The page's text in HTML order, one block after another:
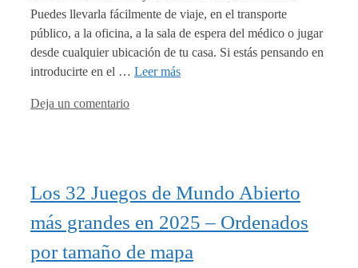
Puedes llevarla fácilmente de viaje, en el transporte
público, a la oficina, a la sala de espera del médico o jugar
desde cualquier ubicación de tu casa. Si estás pensando en
introducirte en el … Leer más
Deja un comentario
Los 32 Juegos de Mundo Abierto
más grandes en 2025 – Ordenados
por tamaño de mapa